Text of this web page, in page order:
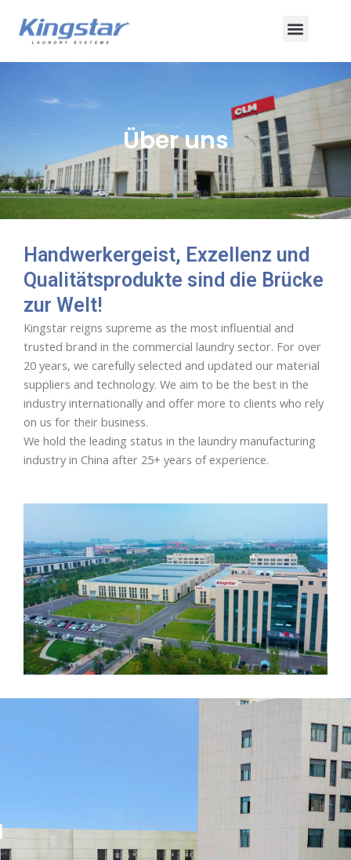
Inhalt
springen
Über uns
Handwerkergeist, Exzellenz und
Qualitätsprodukte sind die Brücke
zur Welt!
Kingstar reigns supreme as the most influential and
trusted brand in the commercial laundry sector. For over
20 years, we carefully selected and updated our material
suppliers and technology. We aim to be the best in the
industry internationally and offer more to clients who rely
on us for their business.
We hold the leading status in the laundry manufacturing
industry in China after 25+ years of experience.